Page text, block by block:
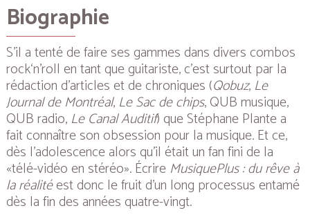
Biographie
S’il a tenté de faire ses gammes dans divers combos
rock‘n’roll en tant que guitariste, c’est surtout par la
rédaction d’articles et de chroniques (Qobuz, Le
Journal de Montréal, Le Sac de chips, QUB musique,
QUB radio, Le Canal Auditif) que Stéphane Plante a
fait connaître son obsession pour la musique. Et ce,
dès l’adolescence alors qu’il était un fan fini de la
«télé-vidéo en stéréo». Écrire MusiquePlus : du rêve à
la réalitéest donc le fruit d’un long processus entamé
dès la fin des années quatre-vingt.